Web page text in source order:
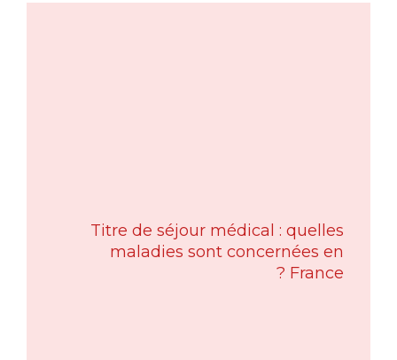
Titre de séjour médical : quelles
maladies sont concernées en
France ?